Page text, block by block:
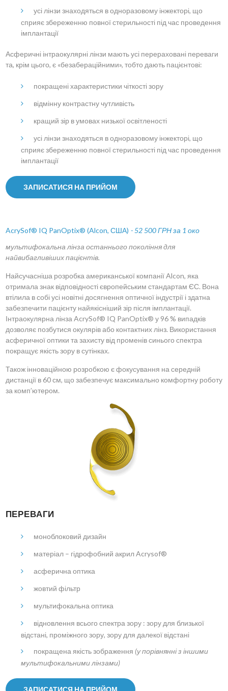
усі лінзи знаходяться в одноразовому інжекторі, що
сприяє збереженню повної стерильності під час проведення
імплантації
Асферичні інтраокулярні лінзи мають усі перераховані переваги
та, крім цього, є «безабераційними», тобто дають пацієнтові:
покращені характеристики чіткості зору
відмінну контрастну чутливість
кращий зір в умовах низької освітленості
усі лінзи знаходяться в одноразовому інжекторі, що
сприяє збереженню повної стерильності під час проведення
імплантації
ЗАПИСАТИСЯ НА ПРИЙОМ
AcrySof® IQ PanOptix® (Alcon, США) - 52 500 ГРН за 1 око
мультифокальна лінза останнього покоління для
найвибагливіших пацієнтів.
Найсучасніша розробка американської компанії Alcon, яка
отримала знак відповідності європейським стандартам ЄС. Вона
втілила в собі усі новітні досягнення оптичної індустрії і здатна
забезпечити пацієнту найякісніший зір після імплантації.
Інтраокулярна лінза AcrySof® IQ PanOptix® у 96 % випадків
дозволяє позбутися окулярів або контактних лінз. Використання
асферичної оптики та захисту від променів синього спектра
покращує якість зору в сутінках.
Також інноваційною розробкою є фокусування на середній
дистанції в 60 см, що забезпечує максимально комфортну роботу
за комп’ютером.
ПЕРЕВАГИ
моноблоковий дизайн
матеріал – гідрофобний акрил Acrysof®
асферична оптика
жовтий фільтр
мультифокальна оптика
відновлення всього спектра зору : зору для близької
відстані, проміжного зору, зору для далекої відстані
покращена якість зображення (у порівнянні з іншими
мультифокальними лінзами)
ЗАПИСАТИСЯ НА ПРИЙОМ